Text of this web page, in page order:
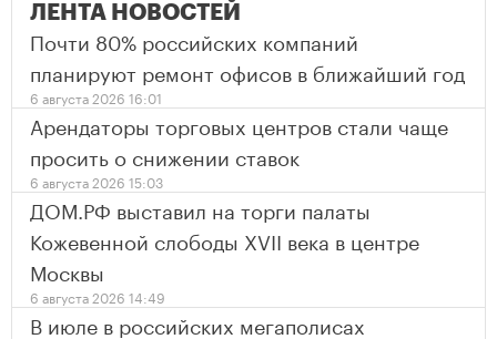
ЛЕНТА НОВОСТЕЙ
Почти 80% российских компаний
планируют ремонт офисов в ближайший год
6 августа 2026 16:01
Арендаторы торговых центров стали чаще
просить о снижении ставок
6 августа 2026 15:03
ДОМ.РФ выставил на торги палаты
Кожевенной слободы XVII века в центре
Москвы
6 августа 2026 14:49
В июле в российских мегаполисах